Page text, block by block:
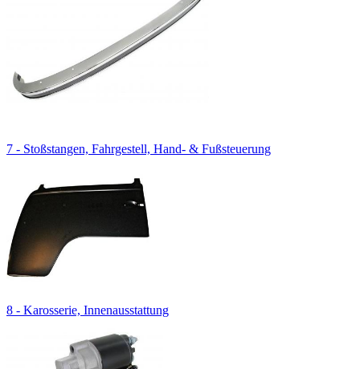
7 - Stoßstangen, Fahrgestell, Hand- & Fußsteuerung
8 - Karosserie, Innenausstattung